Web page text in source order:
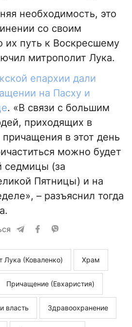
необходимость, это
со своим
их путь к Воскресшему
митрополит Лука.
епархии дали
на Пасху и
. «В связи с большим
приходящих в
в этот день
можно будет
седмицы (за
Пятницы) и на
– разъяснил тогда
Лука (Коваленко) Храм
Причащение (Евхаристия)
власть Здравоохранение